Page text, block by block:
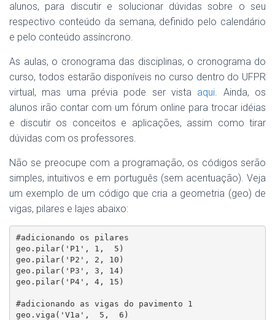
alunos, para discutir e solucionar dúvidas sobre o seu
respectivo conteúdo da semana, definido pelo calendário
e pelo conteúdo assíncrono.
As aulas, o cronograma das disciplinas, o cronograma do
curso, todos estarão disponíveis no curso dentro do UFPR
virtual, mas uma prévia pode ser vista aqui. Ainda, os
alunos irão contar com um fórum online para trocar idéias
e discutir os conceitos e aplicações, assim como tirar
dúvidas com os professores.
Não se preocupe com a programação, os códigos serão
simples, intuitivos e em português (sem acentuação). Veja
um exemplo de um código que cria a geometria (geo) de
vigas, pilares e lajes abaixo:
#adicionando os pilares
geo.pilar('P1', 1,  5)
geo.pilar('P2', 2, 10)
geo.pilar('P3', 3, 14)
geo.pilar('P4', 4, 15)
#adicionando as vigas do pavimento 1
geo.viga('V1a',  5,  6)